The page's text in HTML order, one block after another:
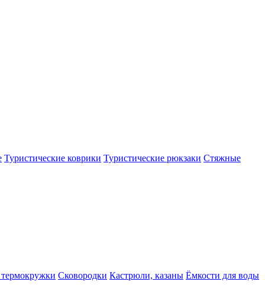
Туристические коврики Туристические рюкзаки Стяжные
Сковородки Кастрюли, казаны Ёмкости для воды